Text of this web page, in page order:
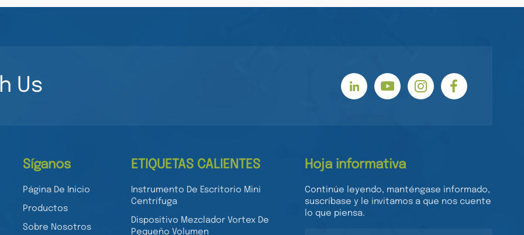
Us
Síganos
Página De Inicio
Productos
Sobre Nosotros
ETIQUETAS CALIENTES
Instrumento De Escritorio Mini
Centrífuga
Dispositivo Mezclador Vortex De
Pequeño Volumen
Hoja informativa
Continúe leyendo, manténgase informado,
suscríbase y le invitamos a que nos cuente
lo que piensa.